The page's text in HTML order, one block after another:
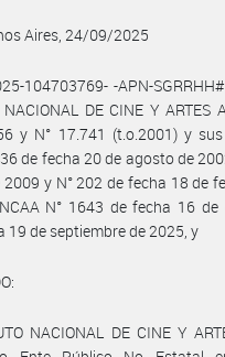
Aires, 24/09/2025
104703769- -APN-
DE CINE Y ARTES
y N° 17.741 (t.o.2001) y
de fecha 20 de agosto de
y N° 202 de fecha 18 de
N° 1643 de fecha 16 de
19 de septiembre de 2025, y
NACIONAL DE CINE Y